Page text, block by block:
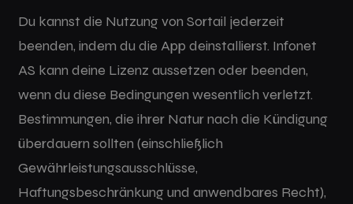
Du kannst die Nutzung von Sortail jederzeit
beenden, indem du die App deinstallierst. Infonet
AS kann deine Lizenz aussetzen oder beenden,
wenn du diese Bedingungen wesentlich verletzt.
Bestimmungen, die ihrer Natur nach die Kündigung
überdauern sollten (einschließlich
Gewährleistungsausschlüsse,
Haftungsbeschränkung und anwendbares Recht),